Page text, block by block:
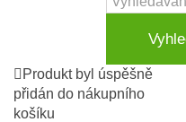
Produkt byl úspěšně
přidán do nákupního
košíku